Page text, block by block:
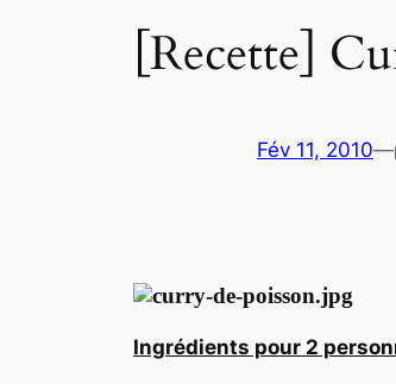
[Recette]
Fév 11, 2010—
Ingrédients pour 2